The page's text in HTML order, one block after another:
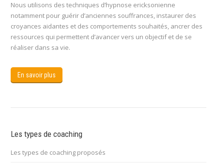
Nous utilisons des techniques d’hypnose ericksonienne
notamment pour guérir d’anciennes souffrances, instaurer des
croyances aidantes et des comportements souhaités, ancrer des
ressources qui permettent d’avancer vers un objectif et de se
réaliser dans sa vie.
En savoir plus
Les types de coaching
Les types de coaching proposés